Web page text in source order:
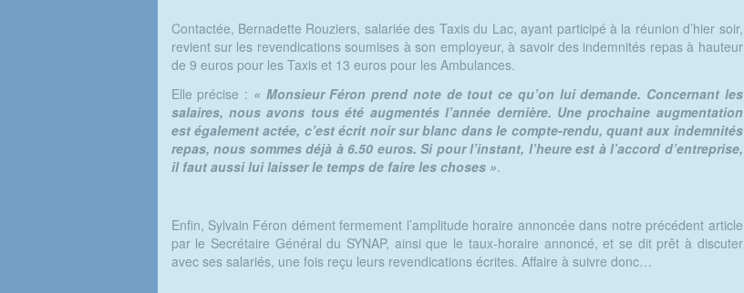
Contactée, Bernadette Rouziers, salariée des Taxis du Lac, ayant participé à la réunion d’hier soir,
revient sur les revendications soumises à son employeur, à savoir des indemnités repas à hauteur
de 9 euros pour les Taxis et 13 euros pour les Ambulances.
Elle précise : « Monsieur Féron prend note de tout ce qu’on lui demande. Concernant les
salaires, nous avons tous été augmentés l’année dernière. Une prochaine augmentation
est également actée, c’est écrit noir sur blanc dans le compte-rendu, quant aux indemnités
repas, nous sommes déjà à 6.50 euros. Si pour l’instant, l’heure est à l’accord d’entreprise,
il faut aussi lui laisser le temps de faire les choses ».
Enfin, Sylvain Féron dément fermement l’amplitude horaire annoncée dans notre précédent article
par le Secrétaire Général du SYNAP, ainsi que le taux-horaire annoncé, et se dit prêt à discuter
avec ses salariés, une fois reçu leurs revendications écrites. Affaire à suivre donc…